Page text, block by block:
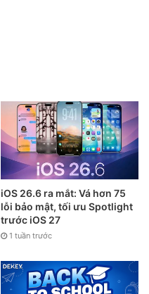
iOS 26.6 ra mắt: Vá hơn 75
lỗi bảo mật, tối ưu Spotlight
trước iOS 27
1 tuần trước